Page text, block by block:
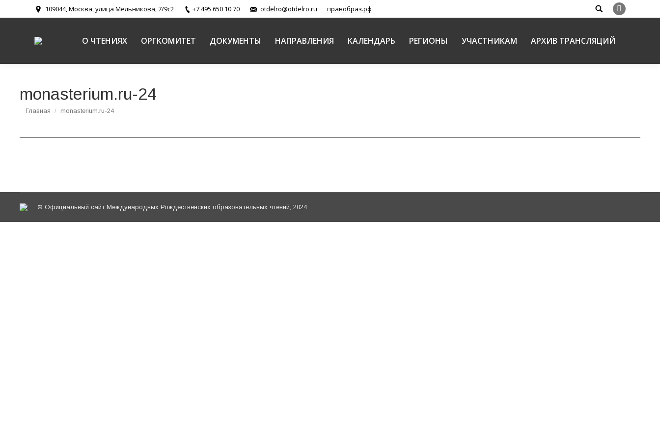
109044, Москва, улица Мельникова, 7/9с2 +7 495 650 10 70 otdelro@otdelro.ru правобраз.рф Search:
Вконтакте
О ЧТЕНИЯХ ОРГКОМИТЕТ ДОКУМЕНТЫ НАПРАВЛЕНИЯ КАЛЕНДАРЬ РЕГИОНЫ УЧАСТНИКАМ АРХИВ ТРАНСЛЯЦИЙ
monasterium.ru-24
Вы здесь:
Главная monasterium.ru-24
© Официальный сайт Международных Рождественских образовательных чтений, 2024